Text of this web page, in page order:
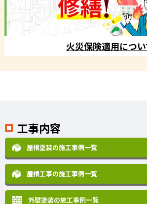
火災保険適用につ
工事内容
屋根塗装の施工事例一覧
屋根工事の施工事例一覧
外壁塗装の施工事例一覧